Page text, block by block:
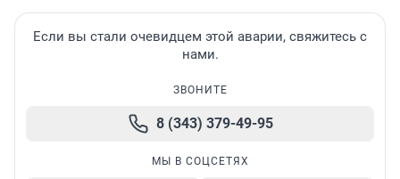
Если вы стали очевидцем этой аварии, свяжитесь с
нами.
ЗВОНИТЕ
8 (343) 379-49-95
МЫ В СОЦСЕТЯХ